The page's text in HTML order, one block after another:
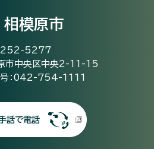
相模原市
252-5277
市中央区中央2-11-15
号：042-754-1111
話で電話